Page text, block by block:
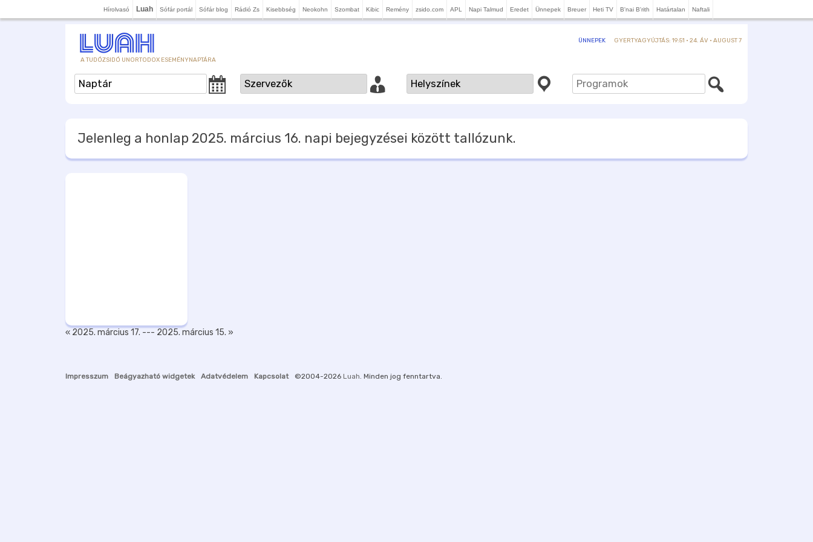
Hírolvasó Luah Sófár portál Sófár blog Rádió Zs Kisebbség Neokohn Szombat Kibic Remény zsido.com APL Napi Talmud Eredet Ünnepek Breuer Heti TV B'nai B'rith Határtalan Naftali
A TUDÓZSIDÓ UNORTODOX ESEMÉNYNAPTÁRA
ÜNNEPEK GYERTYAGYÚJTÁS: 19:51 · 24. ÁV · AUGUST 7
Jelenleg a honlap 2025. március 16. napi bejegyzései között tallózunk.
« 2025. március 17. --- 2025. március 15. »
Impresszum Beágyazható widgetek Adatvédelem Kapcsolat ©2004-2026 Luah . Minden jog fenntartva.